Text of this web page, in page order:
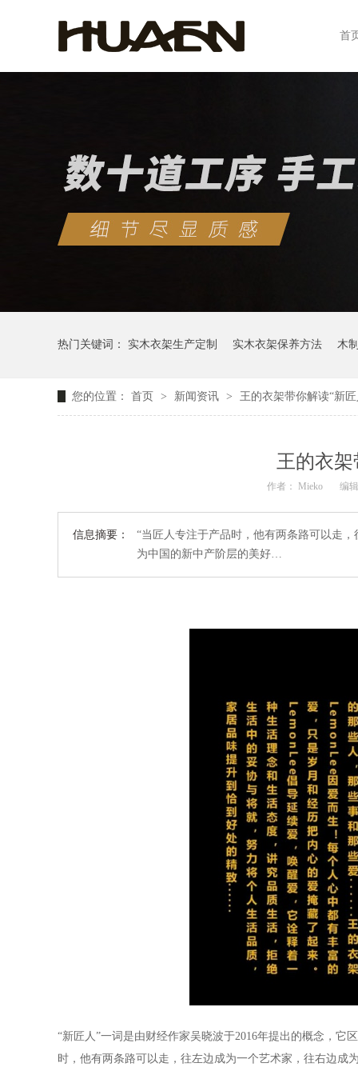
首
热门关键词： 实木衣架生产定制 实木衣架保养方法 木
您的位置： 首页 > 新闻资讯 > 王的衣架带你解读“新
王的衣
作者： Mieko 编
信息摘要：
“当匠人专注于产品时，他有两条路可以走
为中国的新中产阶层的美好…
“新匠人”一词是由财经作家吴晓波于2016年提出的概念，它
时，他有两条路可以走，往左边成为一个艺术家，往右边成